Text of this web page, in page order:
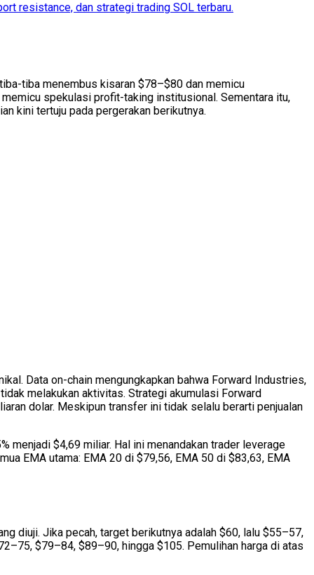
resistance, dan strategi trading SOL terbaru.
tiba menembus kisaran $78–$80 dan memicu
spekulasi profit-taking institusional. Sementara itu,
kini tertuju pada pergerakan berikutnya.
Data on-chain mengungkapkan bahwa Forward Industries,
melakukan aktivitas. Strategi akumulasi Forward
dolar. Meskipun transfer ini tidak selalu berarti penjualan
menjadi $4,69 miliar. Hal ini menandakan trader leverage
EMA utama: EMA 20 di $79,56, EMA 50 di $83,63, EMA
diuji. Jika pecah, target berikutnya adalah $60, lalu $55–57,
$79–84, $89–90, hingga $105. Pemulihan harga di atas